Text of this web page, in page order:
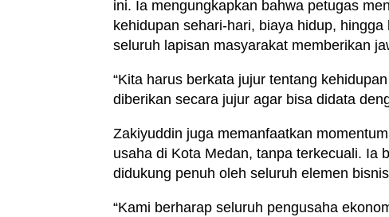
ini. Ia mengungkapkan bahwa petugas
kehidupan sehari-hari, biaya hidup,
seluruh lapisan masyarakat memberikan
“Kita harus berkata jujur tentang
diberikan secara jujur agar bisa didata
Zakiyuddin juga memanfaatkan
usaha di Kota Medan, tanpa terkecuali. Ia
didukung penuh oleh seluruh elemen
“Kami berharap seluruh pengusaha